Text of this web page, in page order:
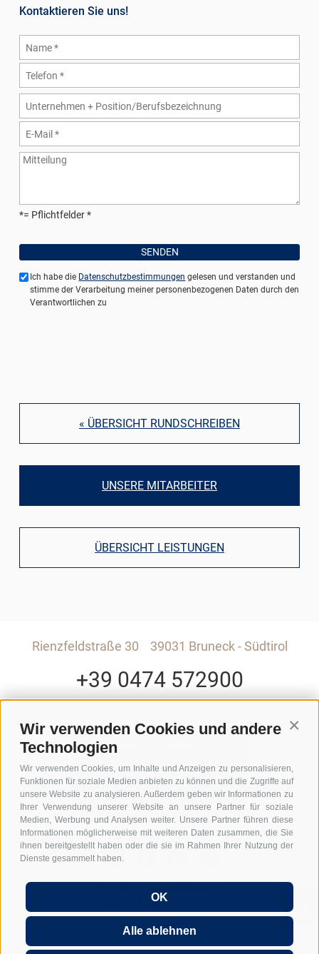
Wir verwenden Cookies und andere
Technologien
Wir verwenden Cookies, um Inhalte und Anzeigen zu personalisieren,
Funktionen für soziale Medien anbieten zu können und die Zugriffe auf
unsere Website zu analysieren. Außerdem geben wir Informationen zu
Ihrer Verwendung unserer Website an unsere Partner für soziale
Medien, Werbung und Analysen weiter. Unsere Partner führen diese
Informationen möglicherweise mit weiteren Daten zusammen, die Sie
ihnen bereitgestellt haben oder die sie im Rahmen Ihrer Nutzung der
Dienste gesammelt haben.
OK
Alle ablehnen
Kontaktieren Sie uns!
*= Pflichtfelder
Ich habe die Datenschutzbestimmungen gelesen und verstanden und
stimme der Verarbeitung meiner personenbezogenen Daten durch den
Verantwortlichen zu
« ÜBERSICHT RUNDSCHREIBEN
UNSERE MITARBEITER
ÜBERSICHT LEISTUNGEN
Rienzfeldstraße 30 39031 Bruneck - Südtirol
+39 0474 572900
RIENZFELDSTRASSE 30
GEDI CENTER – 3. STOCK
I-39031 BRUNECK - SÜDTIROL
Lexikon
FAQ Gründung GmbH in Italien
digital chatbot. Just ask me
anything...